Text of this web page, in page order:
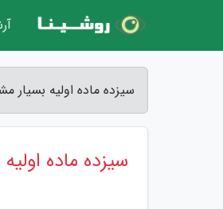
سیزده ماده اولیه بسیار
سیزده ماده